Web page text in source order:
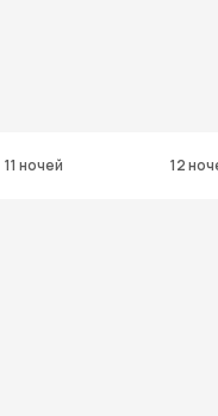
11 ночей 12